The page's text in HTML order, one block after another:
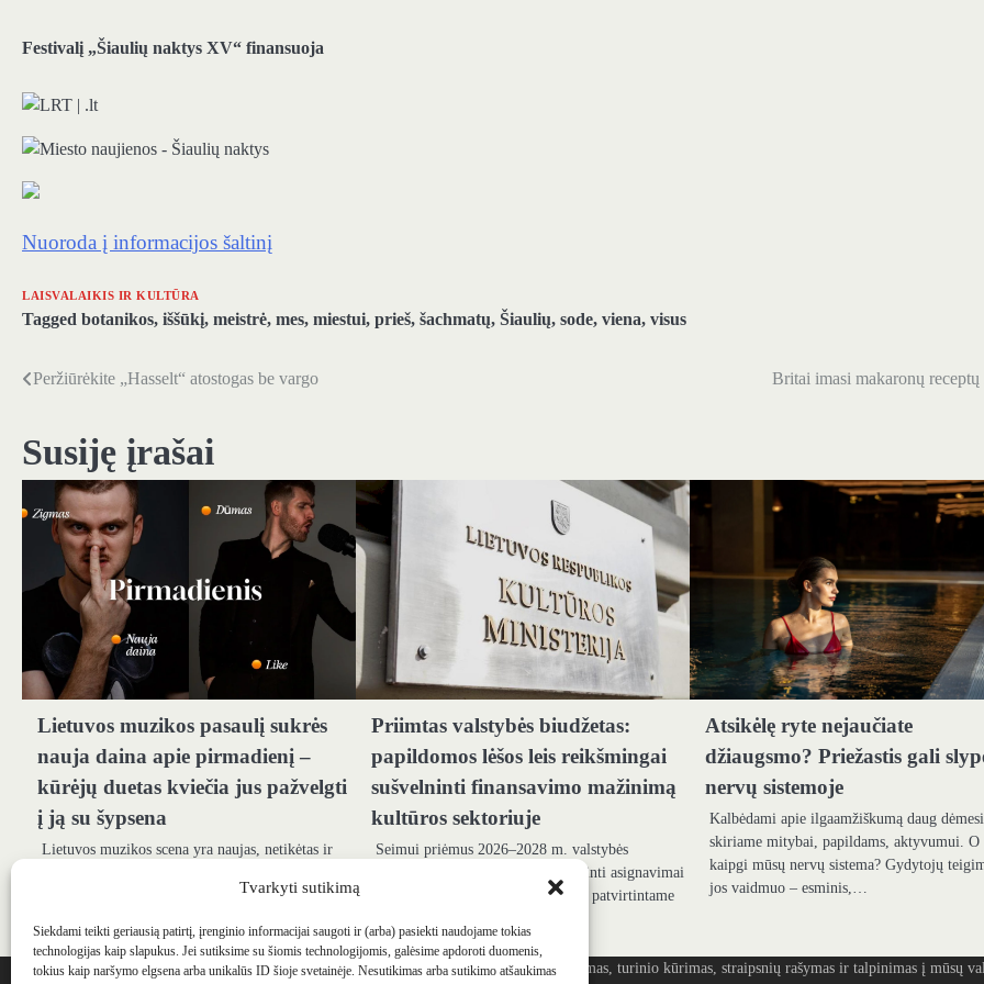
Tvarkyti sutikimą
Siekdami teikti geriausią patirtį, įrenginio informacijai saugoti ir (arba) pasiekti naudojame tokias
technologijas kaip slapukus. Jei sutiksime su šiomis technologijomis, galėsime apdoroti duomenis,
tokius kaip naršymo elgsena arba unikalūs ID šioje svetainėje. Nesutikimas arba sutikimo atšaukimas
Festivalį „Šiaulių naktys XV“ finansuoja
Nuoroda į informacijos šaltinį
LAISVALAIKIS IR KULTŪRA
Tagged botanikos, iššūkį, meistrė, mes, miestui, prieš, šachmatų, Šiaulių, sode, viena, visus
Navigacija
įrašų
Peržiūrėkite „Hasselt“ atostogas be vargo Britai imasi makaronų receptų
Susiję įrašai
Lietuvos muzikos pasaulį sukrės
nauja daina apie pirmadienį –
kūrėjų duetas kviečia jus pažvelgti
į ją su šypsena
Lietuvos muzikos scena yra naujas, netikėtas ir
atlikėjas Donatas Šimkus-dūmas kartu su
Priimtas valstybės biudžetas:
papildomos lėšos leis reikšmingai
sušvelninti finansavimo mažinimą
kultūros sektoriuje
Seimui priėmus 2026–2028 m. valstybės
biudžetą, jame įtvirtinti ir patikslinti asignavimai
kultūros sričiai. Esminis pokytis – patvirtintame
Atsikėlę ryte nejaučiate
džiaugsmo? Priežastis gali
nervų sistemoje
Kalbėdami apie ilgaamžiškumą daug
skiriame mitybai, papildams, aktyvumui. O
kaipgi mūsų nervų sistema? Gydytojų
jos vaidmuo – esminis,…
WEBSTUDIO.LT© SKAITMENINIO MARKETINGO PASLAUGOS. SEO tekstų rašymas, turinio kūrimas, straipsnių rašymas ir talpinimas į mūsų